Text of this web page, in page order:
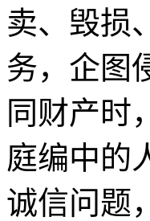
卖、毁损
务，企图
同财产时
庭编中的
诚信问题